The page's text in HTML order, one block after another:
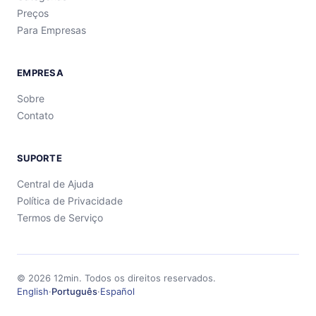
Preços
Para Empresas
EMPRESA
Sobre
Contato
SUPORTE
Central de Ajuda
Política de Privacidade
Termos de Serviço
© 2026 12min. Todos os direitos reservados.
English·Português·Español